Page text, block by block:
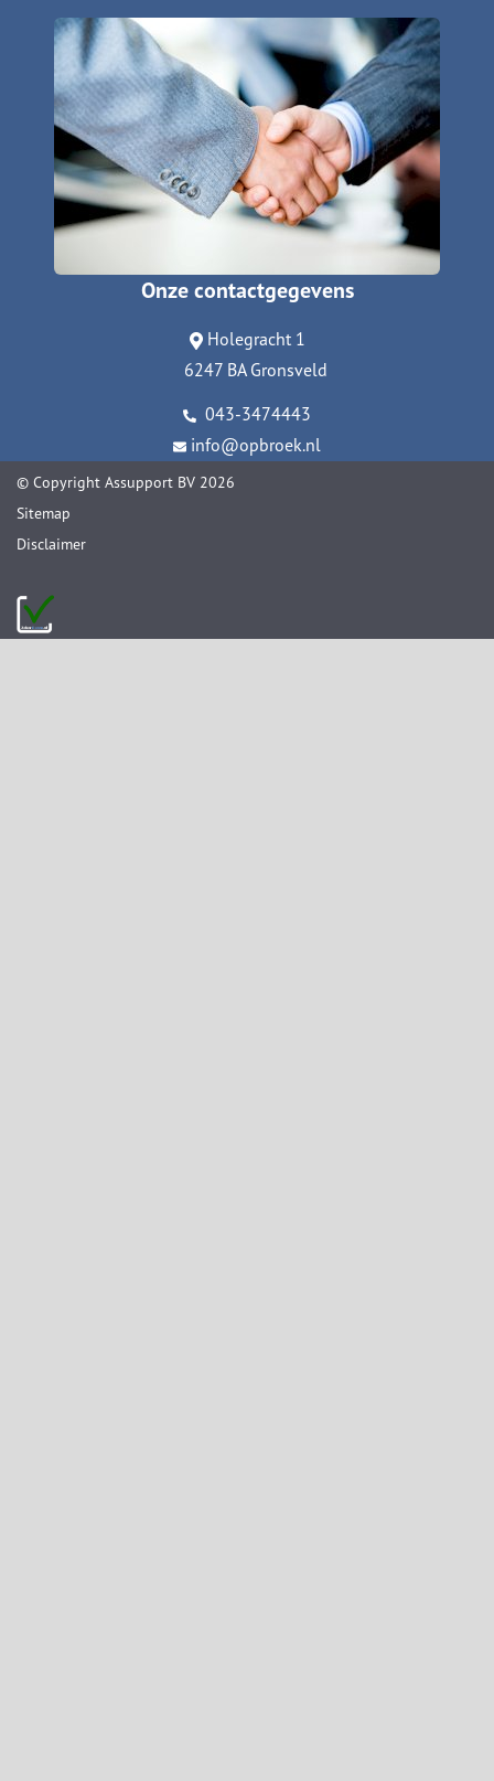
Onze contactgegevens
Holegracht 1
6247 BA Gronsveld
043-3474443
info@opbroek.nl
© Copyright Assupport BV 2026
Sitemap
Disclaimer